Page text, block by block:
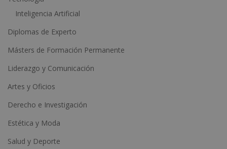
Inteligencia Artificial
Diplomas de Experto
Másters de Formación Permanente
Liderazgo y Comunicación
Artes y Oficios
Derecho e Investigación
Estética y Moda
Salud y Deporte